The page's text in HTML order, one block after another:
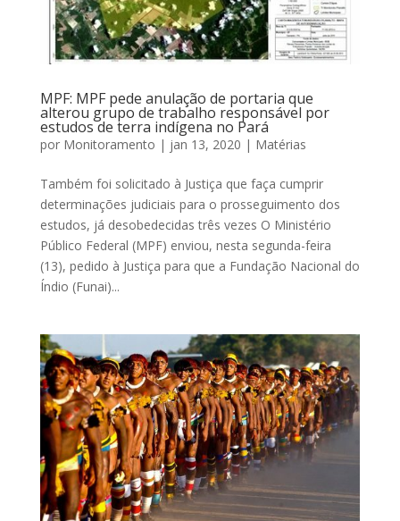
MPF: MPF pede anulação de portaria que
alterou grupo de trabalho responsável por
estudos de terra indígena no Pará
por Monitoramento | jan 13, 2020 | Matérias
Também foi solicitado à Justiça que faça cumprir
determinações judiciais para o prosseguimento dos
estudos, já desobedecidas três vezes O Ministério
Público Federal (MPF) enviou, nesta segunda-feira
(13), pedido à Justiça para que a Fundação Nacional do
Índio (Funai)...